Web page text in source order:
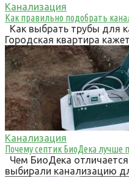
Канализация
Как правильно подобрать
Как выбрать трубы для
Городская квартира
Канализация
Почему септик БиоДека лучше
Чем БиоДека
выбирали канализацию